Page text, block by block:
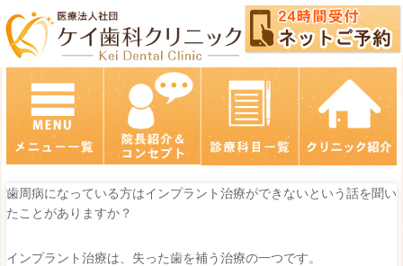
歯周病になっている方はインプラント治療ができないという話を聞い
たことがありますか？
インプラント治療は、失った歯を補う治療の一つです。